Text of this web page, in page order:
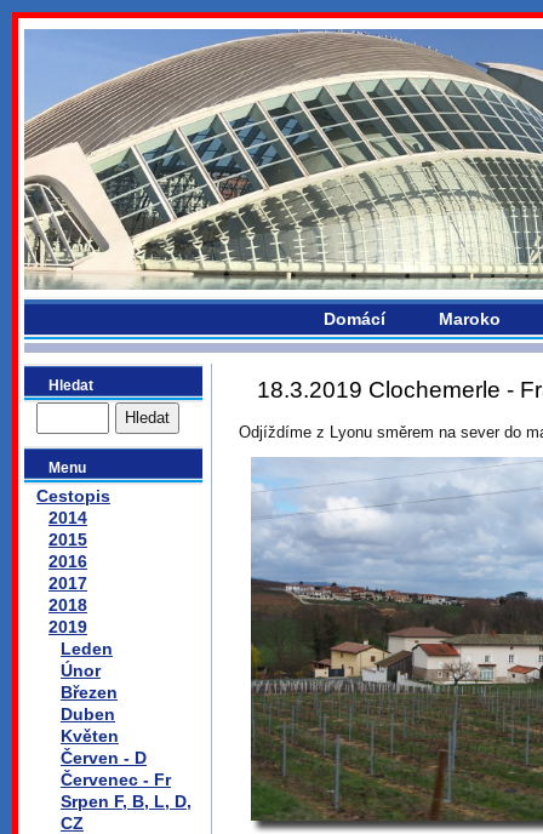
bydlikemevropou.com
Domácí Maroko
Hledat
Menu
Cestopis
2014
2015
2016
2017
2018
2019
Leden
Únor
Březen
Duben
Květen
Červen - D
Červenec - Fr
Srpen F, B, L, D,
CZ
18.3.2019 Clochemerle -
Odjíždíme z Lyonu směrem na sever do